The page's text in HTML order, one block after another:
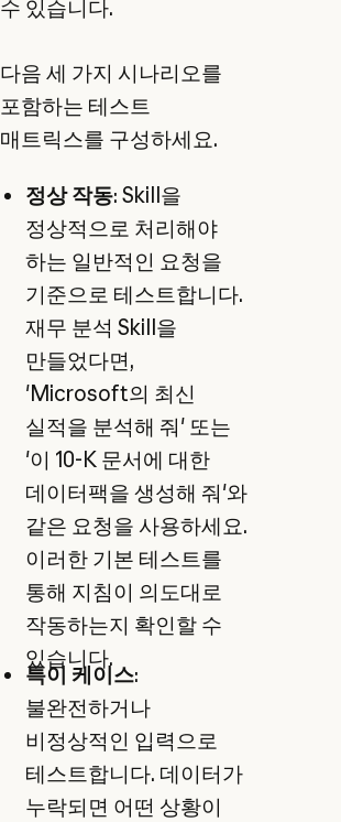
수 있습니다.
다음 세 가지 시나리오를
포함하는 테스트
매트릭스를 구성하세요.
정상 작동: Skill을
정상적으로 처리해야
하는 일반적인 요청을
기준으로 테스트합니다.
재무 분석 Skill을
만들었다면,
'Microsoft의 최신
실적을 분석해 줘' 또는
'이 10-K 문서에 대한
데이터팩을 생성해 줘'와
같은 요청을 사용하세요.
이러한 기본 테스트를
통해 지침이 의도대로
작동하는지 확인할 수
있습니다.
특이 케이스:
불완전하거나
비정상적인 입력으로
테스트합니다. 데이터가
누락되면 어떤 상황이